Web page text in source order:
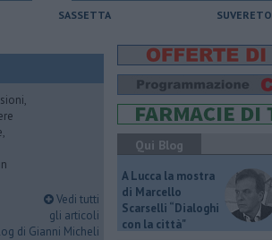
SASSETTA SUVERETO
Vedi tutti
gli articoli
di Gianni Micheli
Qui Blog
A Lucca la mostra
di Marcello
Scarselli “Dialoghi
con la città"